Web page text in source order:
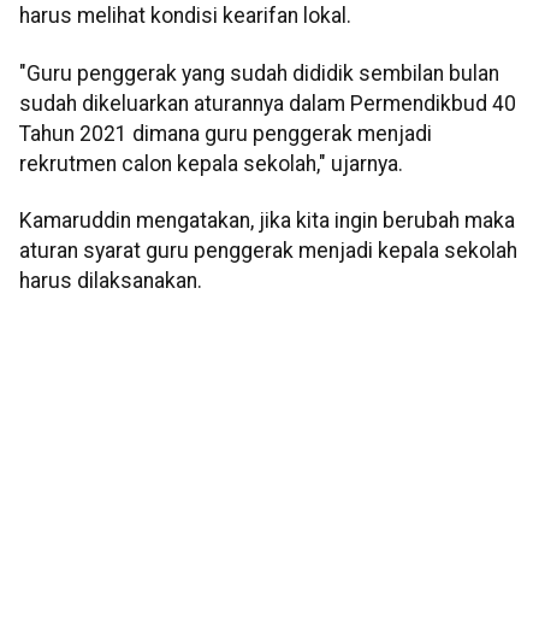
harus melihat kondisi kearifan lokal.
"Guru penggerak yang sudah dididik sembilan bulan
sudah dikeluarkan aturannya dalam Permendikbud 40
Tahun 2021 dimana guru penggerak menjadi
rekrutmen calon kepala sekolah," ujarnya.
Kamaruddin mengatakan, jika kita ingin berubah maka
aturan syarat guru penggerak menjadi kepala sekolah
harus dilaksanakan.